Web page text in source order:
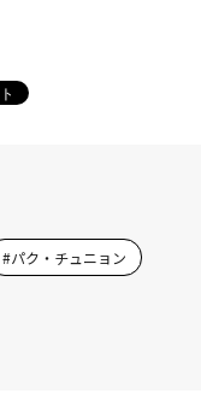
#パク・チュニョン